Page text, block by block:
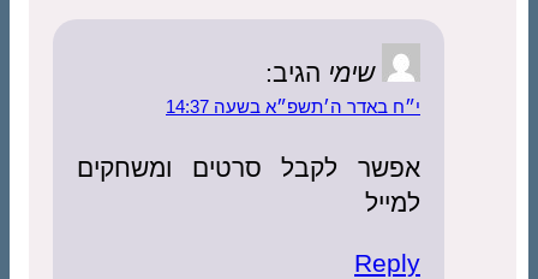
שימי הגיב:
י״ח באדר ה׳תשפ״א בשעה 14:37
אפשר לקבל סרטים ומשחקים
למייל
Reply